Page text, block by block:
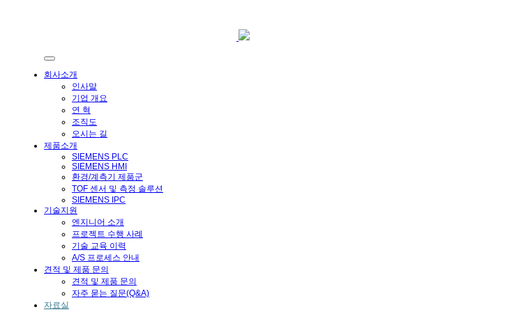
회사소개
인사말
기업 개요
연 혁
조직도
오시는 길
제품소개
SIEMENS PLC
SIEMENS HMI
환경/계측기 제품군
TOF 센서 및 측정 솔루션
SIEMENS IPC
기술지원
엔지니어 소개
프로젝트 수행 사례
기술 교육 이력
A/S 프로세스 안내
견적 및 제품 문의
견적 및 제품 문의
자주 묻는 질문(Q&A)
자료실